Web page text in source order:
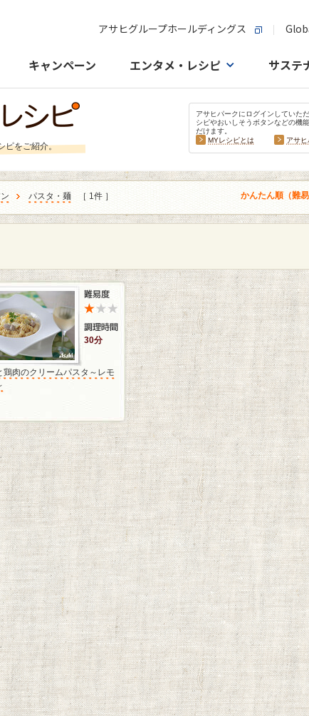
アサヒグループホールディングス
キャンペーン エンタメ・レシピ サステ
ピをご紹介。
アサヒパークにログインしていた
シピやおいしそうボタンなどの機
だけます。
MYレシピとは
アサ
パスタ・麺 ［ 1件 ］ かんたん順（難易
30分
鶏肉のクリームパスタ～レモ